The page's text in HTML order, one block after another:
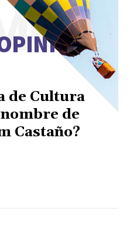
de Cultura
de
Castaño?